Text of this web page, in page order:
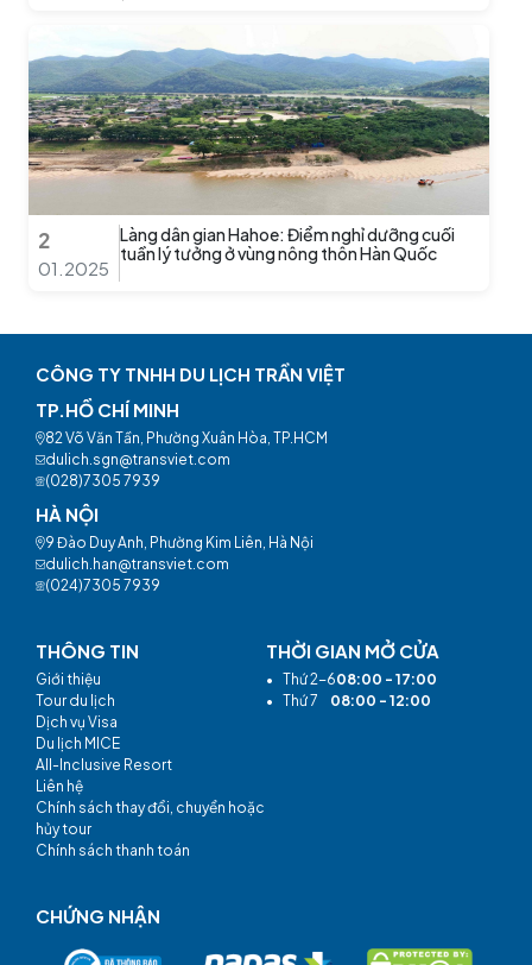
2
01.2025
Làng dân gian Hahoe: Điểm nghỉ dưỡng cuối
tuần lý tưởng ở vùng nông thôn Hàn Quốc
CÔNG TY TNHH DU LỊCH TRẦN VIỆT
TP.HỒ CHÍ MINH
82 Võ Văn Tần, Phường Xuân Hòa, TP.HCM
dulich.sgn@transviet.com
(028)7305 7939
HÀ NỘI
9 Đào Duy Anh, Phường Kim Liên, Hà Nội
dulich.han@transviet.com
(024)7305 7939
THÔNG TIN
Giới thiệu
Tour du lịch
Dịch vụ Visa
Du lịch MICE
All-Inclusive Resort
Liên hệ
Chính sách thay đổi, chuyển hoặc
hủy tour
Chính sách thanh toán
THỜI GIAN MỞ CỬA
• Thứ 2-608:00 - 17:00
• Thứ 7 08:00 - 12:00
CHỨNG NHẬN